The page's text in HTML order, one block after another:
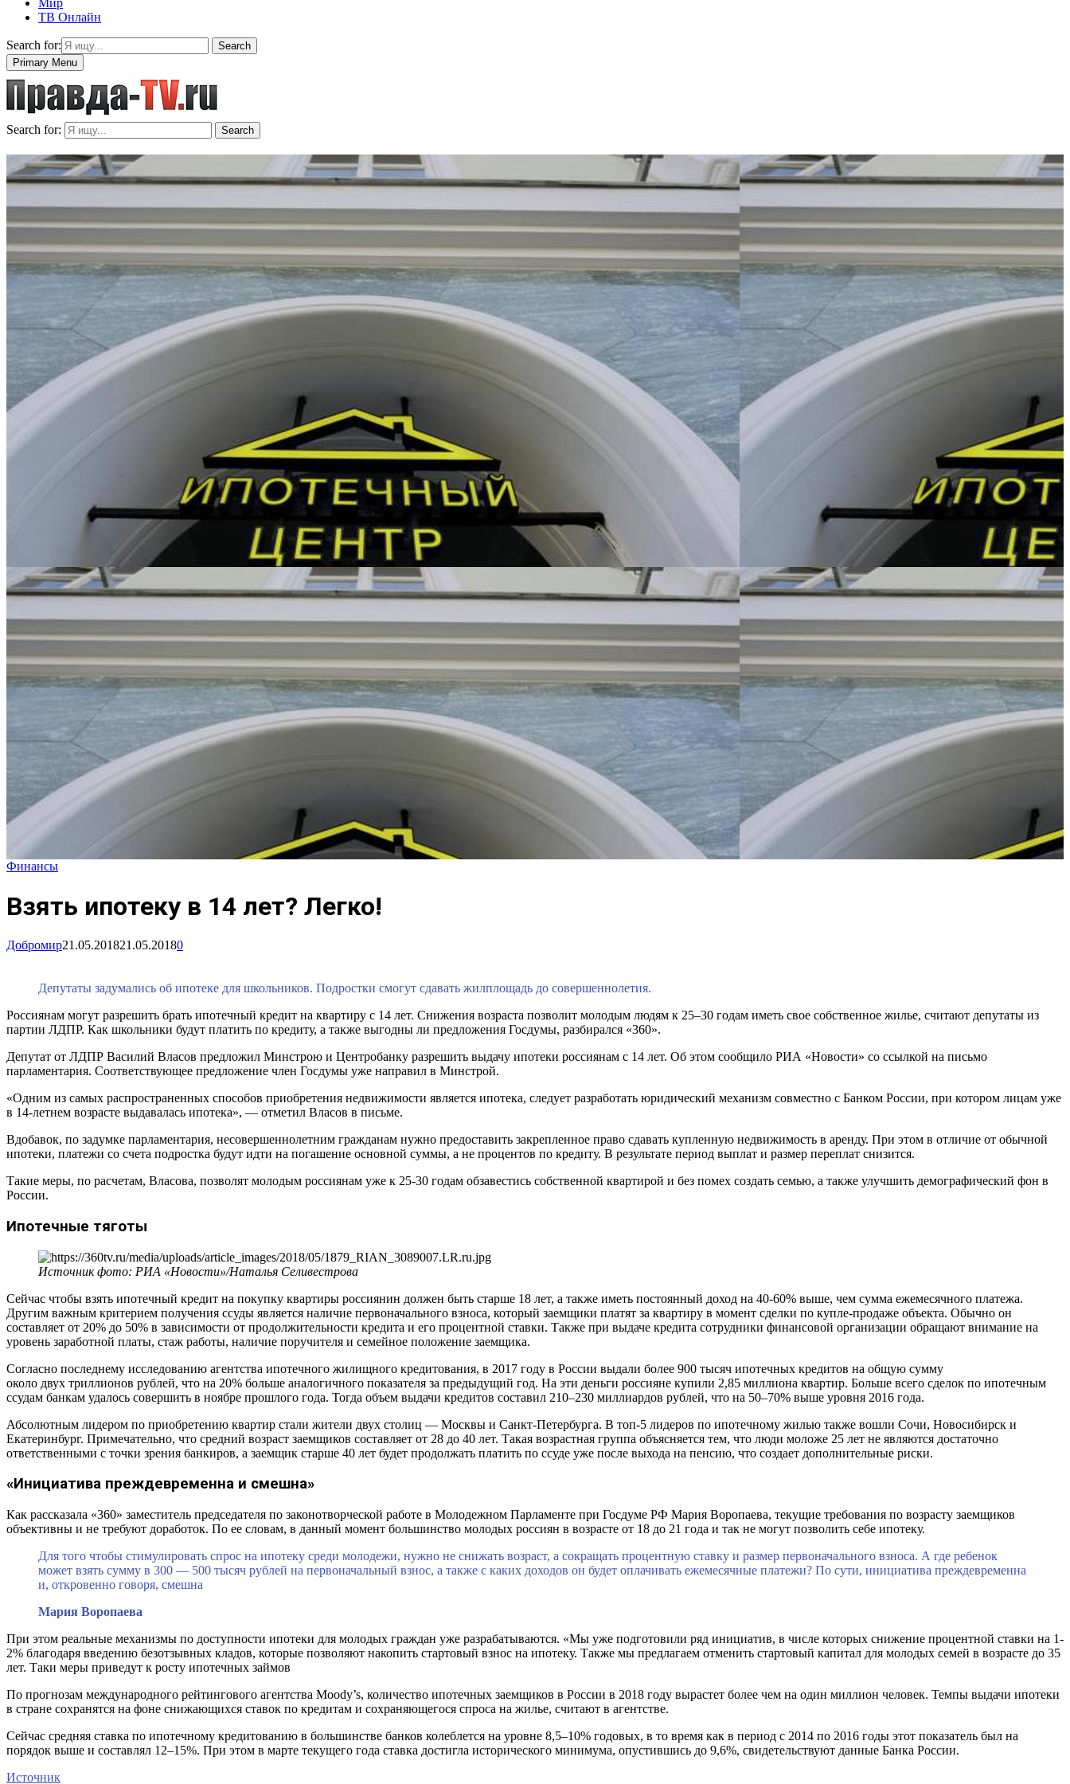
Мир
ТВ Онлайн
Search for:
Search
Primary Menu
Search for: Search
Финансы
Взять ипотеку в 14 лет? Легко!
Добромир21.05.201821.05.20180
Депутаты задумались об ипотеке для школьников. Подростки смогут сдавать жилплощадь до совершеннолетия.
Россиянам могут разрешить брать ипотечный кредит на квартиру с 14 лет. Снижения возраста позволит молодым людям к 25–30 годам иметь свое собственное жилье, считают депутаты из
партии ЛДПР. Как школьники будут платить по кредиту, а также выгодны ли предложения Госдумы, разбирался «360».
Депутат от ЛДПР Василий Власов предложил Минстрою и Центробанку разрешить выдачу ипотеки россиянам с 14 лет. Об этом сообщило РИА «Новости» со ссылкой на письмо
парламентария. Соответствующее предложение член Госдумы уже направил в Минстрой.
«Одним из самых распространенных способов приобретения недвижимости является ипотека, следует разработать юридический механизм совместно с Банком России, при котором лицам уже
в 14-летнем возрасте выдавалась ипотека», — отметил Власов в письме.
Вдобавок, по задумке парламентария, несовершеннолетним гражданам нужно предоставить закрепленное право сдавать купленную недвижимость в аренду. При этом в отличие от обычной
ипотеки, платежи со счета подростка будут идти на погашение основной суммы, а не процентов по кредиту. В результате период выплат и размер переплат снизится.
Такие меры, по расчетам, Власова, позволят молодым россиянам уже к 25-30 годам обзавестись собственной квартирой и без помех создать семью, а также улучшить демографический фон в
России.
Ипотечные тяготы
Источник фото: РИА «Новости»/Наталья Селивестрова
Сейчас чтобы взять ипотечный кредит на покупку квартиры россиянин должен быть старше 18 лет, а также иметь постоянный доход на 40-60% выше, чем сумма ежемесячного платежа.
Другим важным критерием получения ссуды является наличие первоначального взноса, который заемщики платят за квартиру в момент сделки по купле-продаже объекта. Обычно он
составляет от 20% до 50% в зависимости от продолжительности кредита и его процентной ставки. Также при выдаче кредита сотрудники финансовой организации обращают внимание на
уровень заработной платы, стаж работы, наличие поручителя и семейное положение заемщика.
Согласно последнему исследованию агентства ипотечного жилищного кредитования, в 2017 году в России выдали более 900 тысяч ипотечных кредитов на общую сумму
около двух триллионов рублей, что на 20% больше аналогичного показателя за предыдущий год. На эти деньги россияне купили 2,85 миллиона квартир. Больше всего сделок по ипотечным
ссудам банкам удалось совершить в ноябре прошлого года. Тогда объем выдачи кредитов составил 210–230 миллиардов рублей, что на 50–70% выше уровня 2016 года.
Абсолютным лидером по приобретению квартир стали жители двух столиц — Москвы и Санкт-Петербурга. В топ-5 лидеров по ипотечному жилью также вошли Сочи, Новосибирск и
Екатеринбург. Примечательно, что средний возраст заемщиков составляет от 28 до 40 лет. Такая возрастная группа объясняется тем, что люди моложе 25 лет не являются достаточно
ответственными с точки зрения банкиров, а заемщик старше 40 лет будет продолжать платить по ссуде уже после выхода на пенсию, что создает дополнительные риски.
«Инициатива преждевременна и смешна»
Как рассказала «360» заместитель председателя по законотворческой работе в Молодежном Парламенте при Госдуме РФ Мария Воропаева, текущие требования по возрасту заемщиков
объективны и не требуют доработок. По ее словам, в данный момент большинство молодых россиян в возрасте от 18 до 21 года и так не могут позволить себе ипотеку.
Для того чтобы стимулировать спрос на ипотеку среди молодежи, нужно не снижать возраст, а сокращать процентную ставку и размер первоначального взноса. А где ребенок
может взять сумму в 300 — 500 тысяч рублей на первоначальный взнос, а также с каких доходов он будет оплачивать ежемесячные платежи? По сути, инициатива преждевременна
и, откровенно говоря, смешна
Мария Воропаева
При этом реальные механизмы по доступности ипотеки для молодых граждан уже разрабатываются. «Мы уже подготовили ряд инициатив, в числе которых снижение процентной ставки на 1-
2% благодаря введению безотзывных кладов, которые позволяют накопить стартовый взнос на ипотеку. Также мы предлагаем отменить стартовый капитал для молодых семей в возрасте до 35
лет. Таки меры приведут к росту ипотечных займов
По прогнозам международного рейтингового агентства Moody’s, количество ипотечных заемщиков в России в 2018 году вырастет более чем на один миллион человек. Темпы выдачи ипотеки
в стране сохранятся на фоне снижающихся ставок по кредитам и сохраняющегося спроса на жилье, считают в агентстве.
Сейчас средняя ставка по ипотечному кредитованию в большинстве банков колеблется на уровне 8,5–10% годовых, в то время как в период с 2014 по 2016 годы этот показатель был на
порядок выше и составлял 12–15%. При этом в марте текущего года ставка достигла исторического минимума, опустившись до 9,6%, свидетельствуют данные Банка России.
Источник